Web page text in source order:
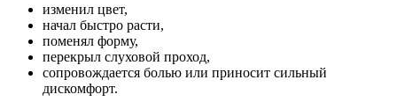
изменил цвет,
начал быстро расти,
поменял форму,
перекрыл слуховой проход,
сопровождается болью или приносит сильный
дискомфорт.